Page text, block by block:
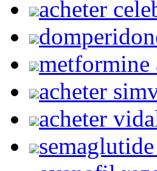
acheter
metformine
acheter
acheter